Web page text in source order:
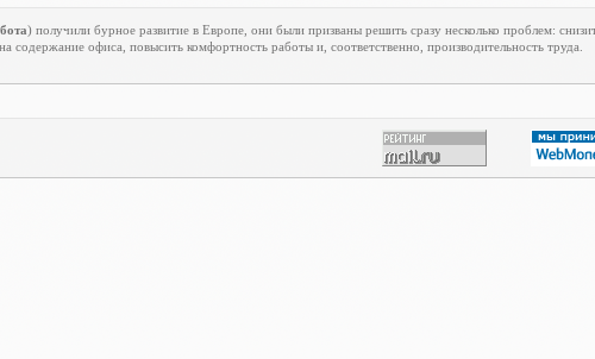
) получили бурное развитие в Европе, они были призваны решить сразу несколько проблем:
содержание офиса, повысить комфортность работы и, соответственно, производительность труда.